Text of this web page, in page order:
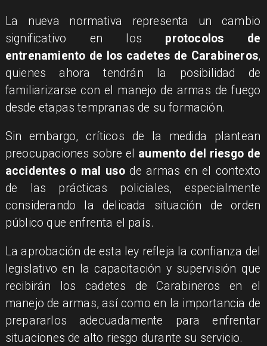
La nueva normativa representa un cambio
significativo en los protocolos de
entrenamiento de los cadetes de Carabineros,
quienes ahora tendrán la posibilidad de
familiarizarse con el manejo de armas de fuego
desde etapas tempranas de su formación.
Sin embargo, críticos de la medida plantean
preocupaciones sobre el aumento del riesgo de
accidentes o mal usode armas en el contexto
de las prácticas policiales, especialmente
considerando la delicada situación de orden
público que enfrenta el país.
La aprobación de esta ley refleja la confianza del
legislativo en la capacitación y supervisión que
recibirán los cadetes de Carabineros en el
manejo de armas, así como en la importancia de
prepararlos adecuadamente para enfrentar
situaciones de alto riesgo durante su servicio.